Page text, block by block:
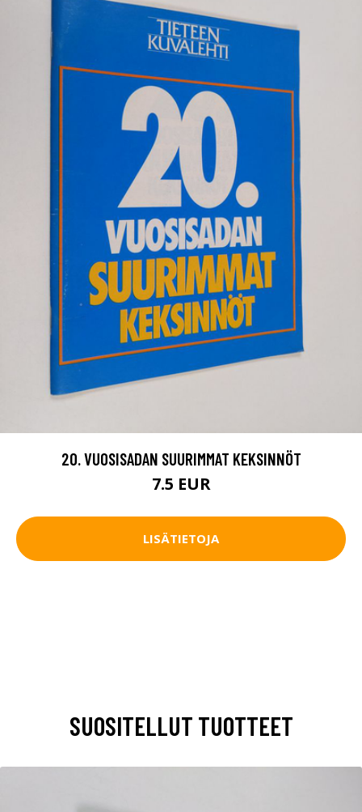
20. VUOSISADAN SUURIMMAT KEKSINNÖT
7.5 EUR
LISÄTIETOJA
SUOSITELLUT TUOTTEET